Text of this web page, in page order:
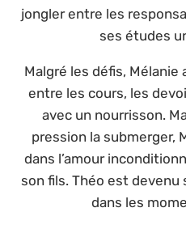
jongler entre les
ses études
Malgré les défis, Mélanie
entre les cours, les
avec un nourrisson.
pression la submerger,
dans l’amour
son fils. Théo est devenu
dans les